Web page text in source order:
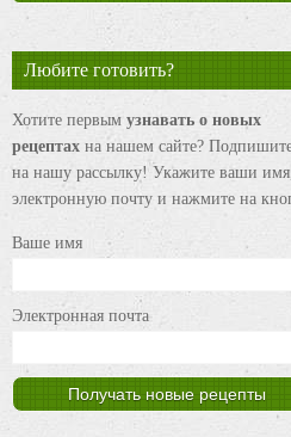
Любите готовить?
Хотите первым узнавать о новых
рецептах на нашем сайте?
на нашу рассылку! Укажите ваши имя,
электронную почту и нажмите на
Ваше имя
Электронная почта